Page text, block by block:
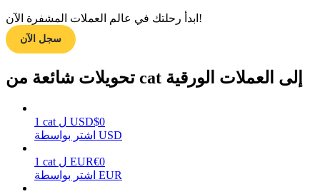
تعلم كيفية البقاء مربحة
يكسب
ابدأ رحلتك في عالم العملات المشفرة الآن!
سجل الآن
تحويلات شائعة من cat إلى العملات الورقية
1 cat ل USD$0
اشتر بواسطة USD
1 cat ل EUR€0
اشتر بواسطة EUR